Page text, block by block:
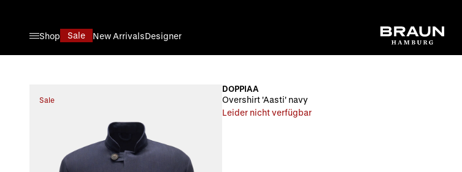
Shop
Sale New ArrivalsDesigner
Sale
DOPPIAA
Overshirt 'Aasti' navy
Leider nicht verfügbar